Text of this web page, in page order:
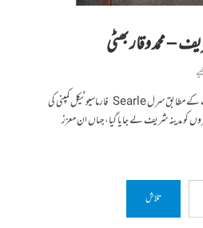
– محمد وقار بھٹی
ایک ڈاکٹر صاحب کی فیس بک پوسٹ کے مطابق سرل Searle فارماسیوٹیکل کمپنی کی
35 سے 40 ڈاکٹروں کو مدینہ شریف لے جایا گیا، جہاں ان معزز
تلاش